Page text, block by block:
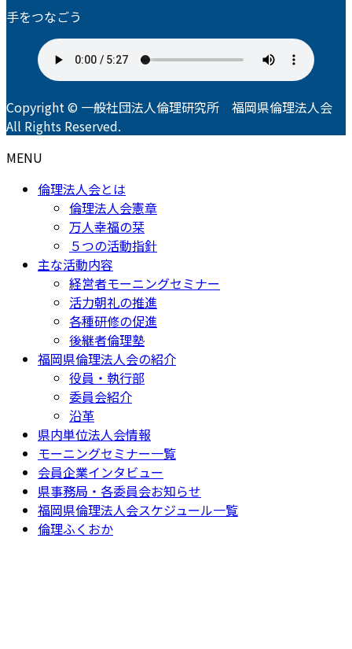
手をつなごう
Copyright © 一般社団法人倫理研究所 福岡県倫理法人会
All Rights Reserved.
MENU
倫理法人会とは
倫理法人会憲章
万人幸福の栞
５つの活動指針
主な活動内容
経営者モーニングセミナー
活力朝礼の推進
各種研修の促進
後継者倫理塾
福岡県倫理法人会の紹介
役員・執行部
委員会紹介
沿革
県内単位法人会情報
モーニングセミナー一覧
会員企業インタビュー
県事務局・各委員会お知らせ
福岡県倫理法人会スケジュール一覧
倫理ふくおか